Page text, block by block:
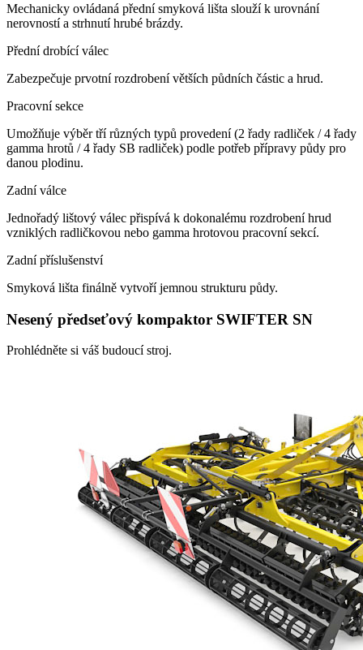
Mechanicky ovládaná přední smyková lišta slouží k urovnání
nerovností a strhnutí hrubé brázdy.
Přední drobící válec
Zabezpečuje prvotní rozdrobení větších půdních částic a hrud.
Pracovní sekce
Umožňuje výběr tří různých typů provedení (2 řady radliček / 4 řady
gamma hrotů / 4 řady SB radliček) podle potřeb přípravy půdy pro
danou plodinu.
Zadní válce
Jednořadý lištový válec přispívá k dokonalému rozdrobení hrud
vzniklých radličkovou nebo gamma hrotovou pracovní sekcí.
Zadní příslušenství
Smyková lišta finálně vytvoří jemnou strukturu půdy.
Nesený předseťový kompaktor SWIFTER SN
Prohlédněte si váš budoucí stroj.